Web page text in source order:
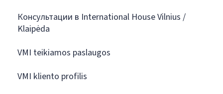
Консультации в International House Vilnius /
Klaipėda
VMI teikiamos paslaugos
VMI kliento profilis